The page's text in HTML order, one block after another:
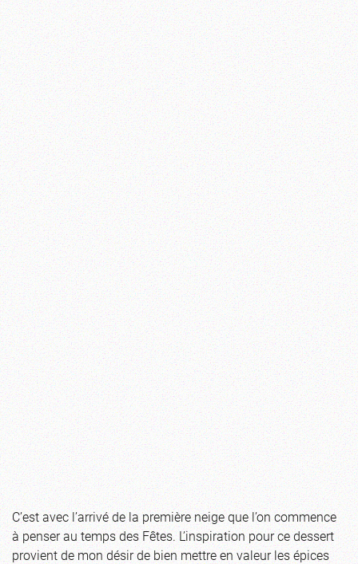
C’est avec l’arrivé de la première neige que l’on commence
à penser au temps des Fêtes. L’inspiration pour ce dessert
provient de mon désir de bien mettre en valeur les épices